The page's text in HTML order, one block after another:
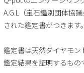
A.G.L（宝石鑑別団体協
された鑑定書がつきます。
鑑定書は天然ダイヤモ
鑑定結果を証明するもの